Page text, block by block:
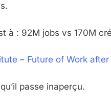
à : 92M jobs vs 170M
– Future of Work
passe inaperçu.